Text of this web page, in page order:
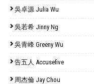
吳卓源 Julia Wu
吳若希 Jinny Ng
吳青峰 Greeny Wu
告五人 Accusefive
周杰倫 Jay Chou